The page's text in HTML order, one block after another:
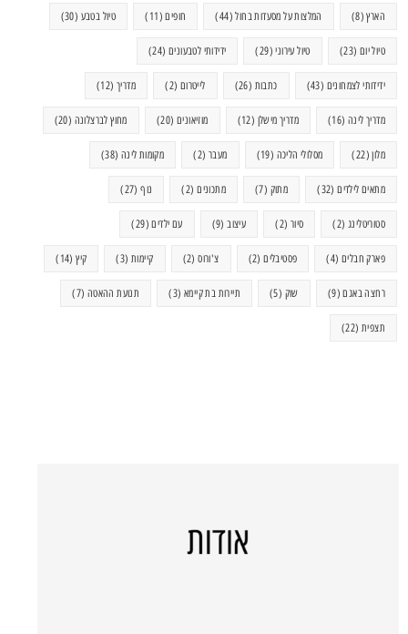
הארץ(8) המלצות על מסעדות בחול(44) חופים(11) טיול בטבע (30)
טיול יום (23) טיול עירוני(29) ידידותי לטבעונים (24)
ידידותי לצמחונים (43) כתבות (26) לייטרום (2) מדריך(12)
מדריך לינה (16) מדריך מישלן (12) מוזיאונים (20) מחוץ לברצלונה (20)
מלון(22) מסלולי הליכה (19) מעבר (2) מקומות לינה (38)
מתאים לילדים(32) מתוק (7) מתכונים(2) נוף(27)
סטוריטלינג (2) סיור (2) עיצוב(9) עם ילדים(29)
פארק חבלים (4) פסטיבלים(2) צ'ורוס(2) קיימות(3) קיץ(14)
רחצה באגם(9) שוק (5) תיירות בת קיימא (3) תנועת ההאטה (7)
תצפית (22)